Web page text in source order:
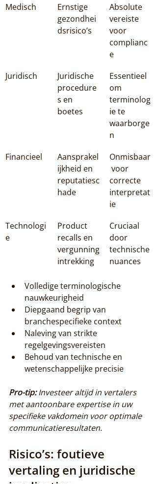
Medisch
Ernstige
gezondhei
dsrisico’s
Absolute
vereiste
voor
complianc
e
Juridisch
Juridische
procedure
s en
boetes
Essentieel
om
terminolog
ie te
waarborge
n
Financieel
Aansprakel
ijkheid en
reputatiesc
hade
Onmisbaar
voor
correcte
interpretat
ie
Technologi
e
Product
recalls en
vergunning
intrekking
Cruciaal
door
technische
nuances
Volledige terminologische
nauwkeurigheid
Diepgaand begrip van
branchespecifieke context
Naleving van strikte
regelgevingsvereisten
Behoud van technische en
wetenschappelijke precisie
Pro-tip: Investeer altijd in vertalers
met aantoonbare expertise in uw
specifieke vakdomein voor optimale
communicatieresultaten.
Risico’s: foutieve
vertaling en juridische